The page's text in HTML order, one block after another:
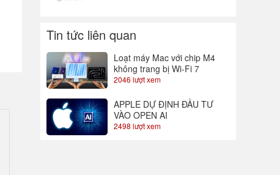
Tin tức liên quan
Loạt máy Mac với chip M4
không trang bị Wi-Fi 7
2046 lượt xem
APPLE DỰ ĐỊNH ĐẦU TƯ
VÀO OPEN AI
2498 lượt xem